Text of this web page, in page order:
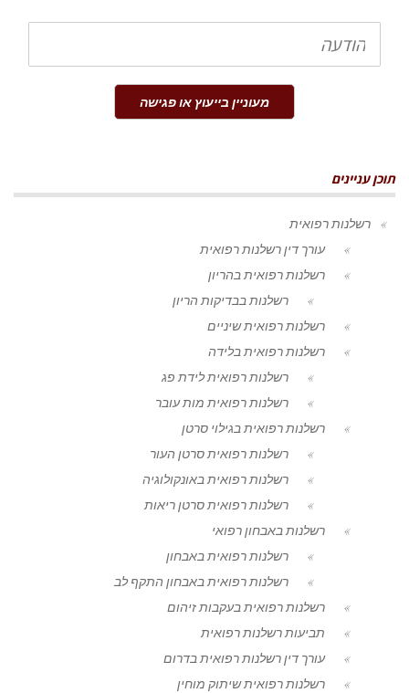
הודעה
מעוניין בייעוץ או פגישה
תוכן עניינים
רשלנות רפואית
עורך דין רשלנות רפואית
רשלנות רפואית בהריון
רשלנות בבדיקות הריון
רשלנות רפואית שיניים
רשלנות רפואית בלידה
רשלנות רפואית לידת פג
רשלנות רפואית מות עובר
רשלנות רפואית בגילוי סרטן
רשלנות רפואית סרטן העור
רשלנות רפואית באונקולוגיה
רשלנות רפואית סרטן ריאות
רשלנות באבחון רפואי
רשלנות רפואית באבחון
רשלנות רפואית באבחון התקף לב
רשלנות רפואית בעקבות זיהום
תביעות רשלנות רפואית
עורך דין רשלנות רפואית בדרום
רשלנות רפואית שיתוק מוחין